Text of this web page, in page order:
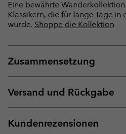
Eine bewährte
Klassikern, die für lange Tage in
wurde. Shoppe die Kollektion
Zusammensetzung
Versand und Rückgabe
Kundenrezensionen